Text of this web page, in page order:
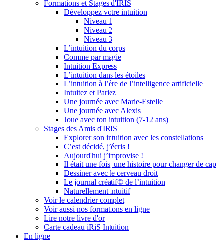
Formations et Stages d'IRIS
Développez votre intuition
Niveau 1
Niveau 2
Niveau 3
L’intuition du corps
Comme par magie
Intuition Express
L’intuition dans les étoiles
L’intuition à l’ère de l’intelligence artificielle
Intuitez et Pariez
Une journée avec Marie-Estelle
Une journée avec Alexis
Joue avec ton intuition (7-12 ans)
Stages des Amis d'IRIS
Explorer son intuition avec les constellations
C’est décidé, j’écris !
Aujourd'hui j’improvise !
Il était une fois, une histoire pour changer de cap
Dessiner avec le cerveau droit
Le journal créatif© de l’intuition
Naturellement intuitif
Voir le calendrier complet
Voir aussi nos formations en ligne
Lire notre livre d'or
Carte cadeau iRiS Intuition
En ligne